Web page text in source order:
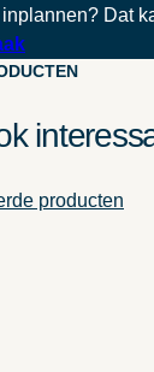
Dat
producten